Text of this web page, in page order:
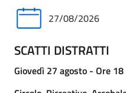
27/08/2026
SCATTI DISTRATTI
Giovedì 27 agosto - Ore 18